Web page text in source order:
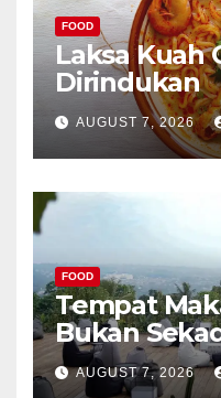
FOOD
Laksa Kuah
Dirindukan
AUGUST 7, 2026
FOOD
Tempat
Bukan
AUGUST 7, 2026